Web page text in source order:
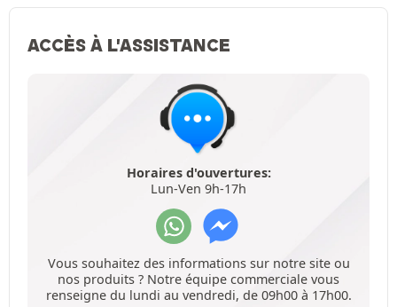
ACCÈS À L'ASSISTANCE
Horaires d'ouvertures:
Lun-Ven 9h-17h
Vous souhaitez des informations sur notre site ou
nos produits ? Notre équipe commerciale vous
renseigne du lundi au vendredi, de 09h00 à 17h00.